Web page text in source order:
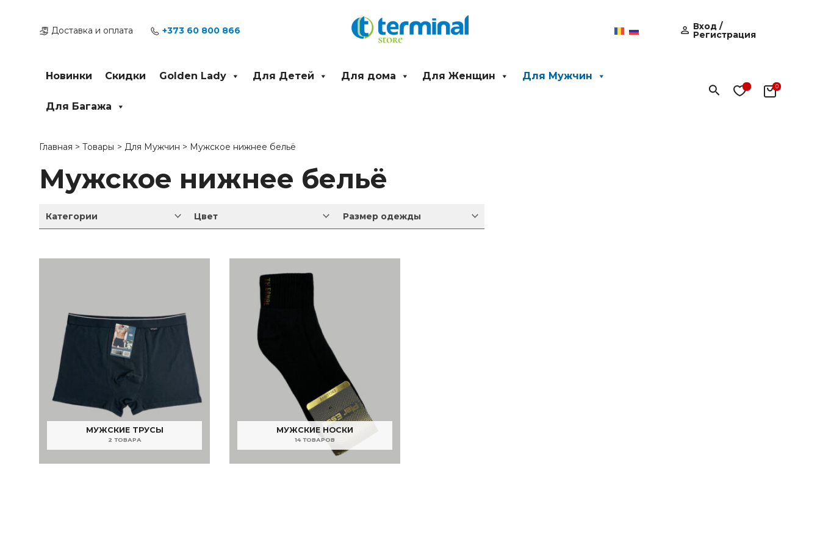
содержимомуДоставка и оплата +373 60 800 866 Вход /
Регистрация
Новинки Скидки Golden Lady Для Детей Для дома Для Женщин Для Мужчин
Для Багажа
Поиск
Главная Товары Для Мужчин Мужское нижнее бельё
Мужское нижнее бельё
Категории Цвет Размер одежды
МУЖСКИЕ ТРУСЫ
2 ТОВАРА
МУЖСКИЕ НОСКИ
14 ТОВАРОВ